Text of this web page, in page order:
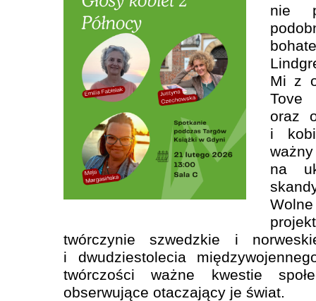
nie
Mi z
Tove
oraz
i
na
twórczynie szwedzkie i
i dwudziestolecia
twórczości ważne kwestie
obserwujące otaczający je świat.